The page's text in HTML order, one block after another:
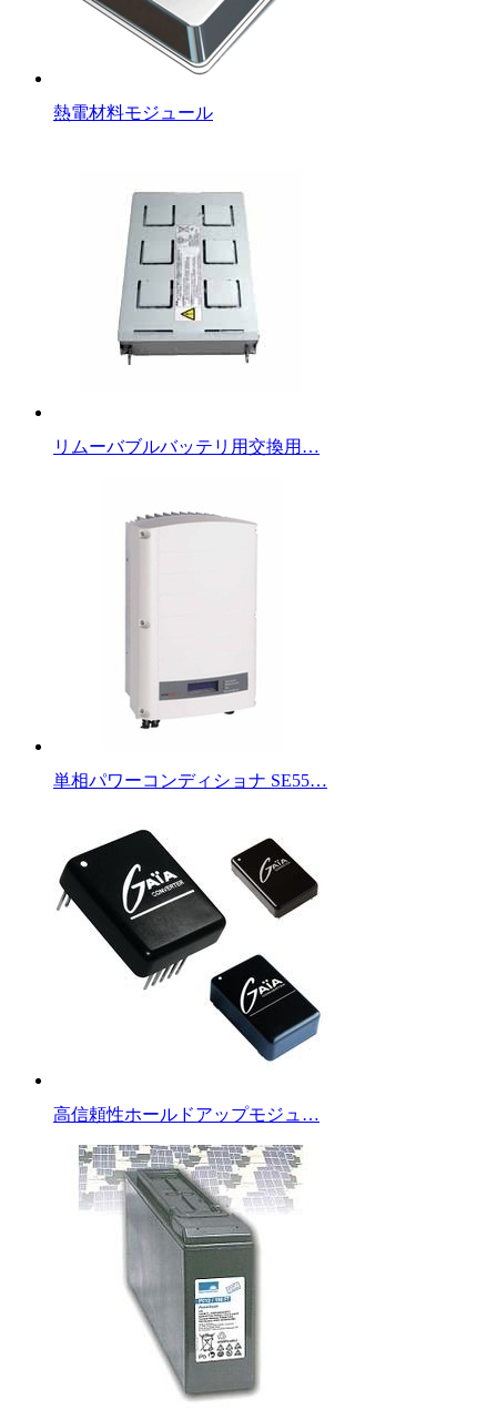
熱電材料モジュール
リムーバブルバッテリ用交換用…
単相パワーコンディショナ SE55…
高信頼性ホールドアップモジュ…